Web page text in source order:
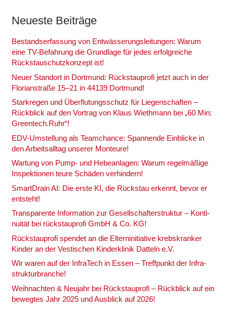
Neu­es­te Bei­trä­ge
Bestands­er­fas­sung von Ent­wäs­se­rungs­lei­tun­gen: War­um
eine TV-Befah­rung die Grund­la­ge für jedes erfolg­rei­che
Rückstau­schutz­kon­zept ist!
Neu­er Stand­ort in Dort­mund: Rück­stau­pro­fi jetzt auch in der
Flo­ri­an­stra­ße 15–21 in 44139 Dort­mund!
Stark­re­gen und Über­flu­tungs­schutz für Lie­gen­schaf­ten –
Rück­blick auf den Vor­trag von Klaus Wieth­mann bei „60 Min:
Greentech.Ruhr“!
EDV-Umstel­lung als Team­chan­ce: Span­nen­de Ein­bli­cke in
den Arbeits­all­tag unse­rer Mon­teu­re!
War­tung von Pump- und Hebe­an­la­gen: War­um regel­mä­ßi­ge
Inspek­tio­nen teu­re Schä­den ver­hin­dern!
Smart­Drain AI: Die ers­te KI, die Rück­stau erkennt, bevor er
ent­steht!
Trans­pa­ren­te Infor­ma­ti­on zur Gesell­schaf­ter­struk­tur – Kon­ti­
nui­tät bei rück­stau­pro­fi GmbH & Co. KG!
Rück­stau­pro­fi spen­det an die Eltern­in­itia­ti­ve krebs­kran­ker
Kin­der an der Ves­ti­schen Kin­der­kli­nik Dat­teln e.V.
Wir waren auf der Infra­Tech in Essen – Treff­punkt der Infra­
struk­tur­bran­che!
Weih­nach­ten & Neu­jahr bei Rück­stau­pro­fi – Rück­blick auf ein
beweg­tes Jahr 2025 und Aus­blick auf 2026!